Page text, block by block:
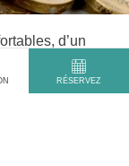
d’un
RÉSERVEZ